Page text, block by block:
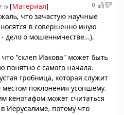
0
[Материал]
что зачастую научные
в совершенно иную
- дело о мошенничестве...).
что "склеп Иакова" может быть
понятно с самого начала.
гробница, которая служит
поклонения усопшему.
кенотафом может считаться
в Иерусалиме, потому что